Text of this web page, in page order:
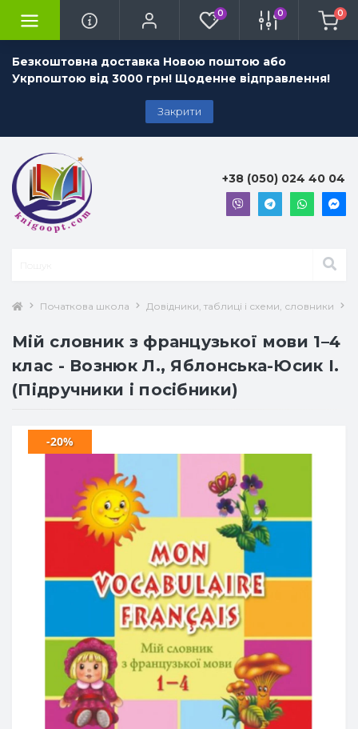
Безкоштовна доставка Новою поштою або
Укрпоштою від 3000 грн! Щоденне відправлення!
Закрити
0 0 0
+38 (050) 024 40 04
Початкова школа Довідники, таблиці і схеми, словники
Мій словник з французької мови 1–4
клас - Вознюк Л., Яблонська-Юсик І.
(Підручники і посібники)
-20%